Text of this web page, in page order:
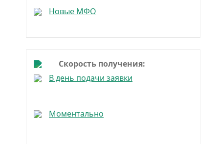
Новые МФО
С низким процентом
По номеру телефона
С автоматическим одобрением
Скорость получения:
В день подачи заявки
Моментально